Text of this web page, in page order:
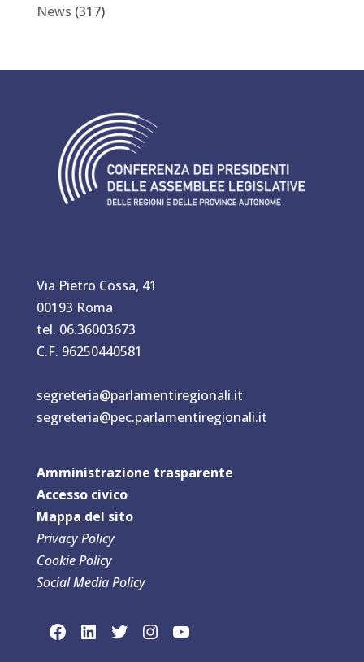
News (317)
Via Pietro Cossa, 41
00193 Roma
tel. 06.36003673
C.F. 96250440581
segreteria@parlamentiregionali.it
segreteria@pec.parlamentiregionali.it
Amministrazione trasparente
Accesso civico
Mappa del sito
Privacy Policy
Cookie Policy
Social Media Policy
link social Facebook
link sociaLinkedln
link social Twitterlink social Instagram
link social YouTube